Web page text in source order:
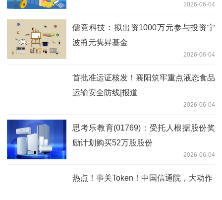
2026-06-04
儒竞科技：拟出资1000万元参与投资宁
波甬元隽昇基金
2026-06-04
首批准运证核发！襄阳筑牢重点液态食品
运输安全防线|报道
2026-06-04
思考乐教育(01769)：受托人根据股份奖
励计划购买52万股股份
2026-06-04
热点！事关Token！中国信通院，大动作